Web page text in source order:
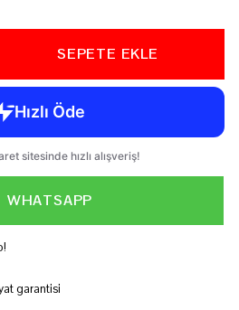
SEPETE EKLE
WHATSAPP
garantisi